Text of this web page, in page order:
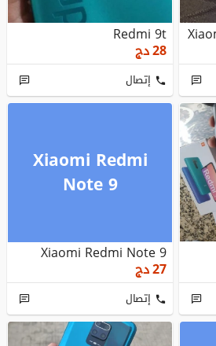
Redmi 9t
28دج
إتصال
Xiaomi Redmi
Note 9
Xiaomi Redmi Note 9
27دج
إتصال